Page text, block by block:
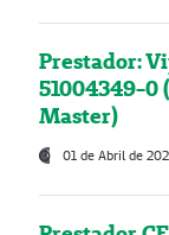
Prestador:
51004349-0
Master)
01 de Abril de